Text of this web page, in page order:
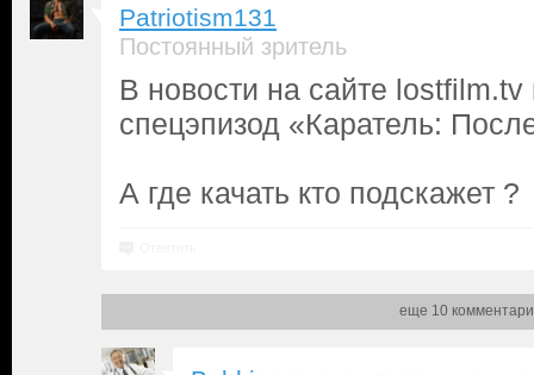
Patriotism131
Постоянный зритель
В новости на сайте
спецэпизод «Каратель:
А где качать кто подскажет ?
еще 10